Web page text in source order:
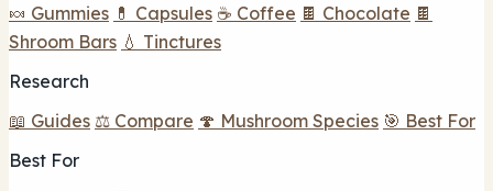
🍬 Gummies 💊 Capsules ☕ Coffee 🍫 Chocolate 🍫
Shroom Bars 💧 Tinctures
Research
📖 Guides ⚖️ Compare 🍄 Mushroom Species 🎯 Best For
Best For